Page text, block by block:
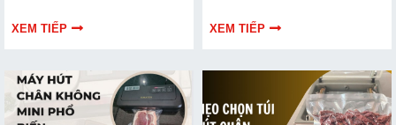
cùng tìm hiểu để đưa ra quyết
XEM TIẾP
Bài viết dưới đây sẽ giúp bạn
XEM TIẾP